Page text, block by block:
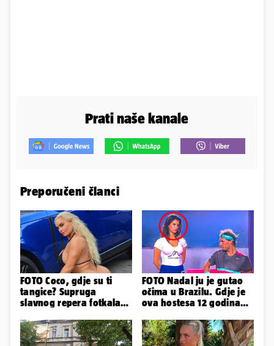
Prati naše kanale
Preporučeni članci
FOTO Coco, gdje su ti
tangice? Supruga
slavnog repera fotkala
sve
FOTO Nadal ju je gutao
očima u Brazilu. Gdje je
ova hostesa 12 godina